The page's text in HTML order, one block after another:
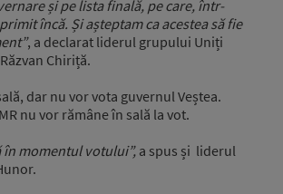
și pe lista finală, pe care, într-
încă. Și așteptam ca acestea să fie
, a declarat liderul grupului Uniți
Chiriță.
dar nu vor vota guvernul Veștea.
nu vor rămâne în sală la vot.
în momentul votului”, a spus și liderul